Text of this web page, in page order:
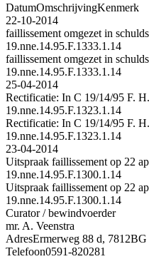
DatumOmschrijvingKenmerk
22-10-2014
faillissement omgezet in
19.nne.14.95.F.1333.1.14
faillissement omgezet in
19.nne.14.95.F.1333.1.14
25-04-2014
Rectificatie: In C 19/14/95 F.
19.nne.14.95.F.1323.1.14
Rectificatie: In C 19/14/95 F.
19.nne.14.95.F.1323.1.14
23-04-2014
Uitspraak faillissement op 22
19.nne.14.95.F.1300.1.14
Uitspraak faillissement op 22
19.nne.14.95.F.1300.1.14
Curator / bewindvoerder
mr. A. Veenstra
AdresErmerweg 88 d, 7812BG
Telefoon0591-820281